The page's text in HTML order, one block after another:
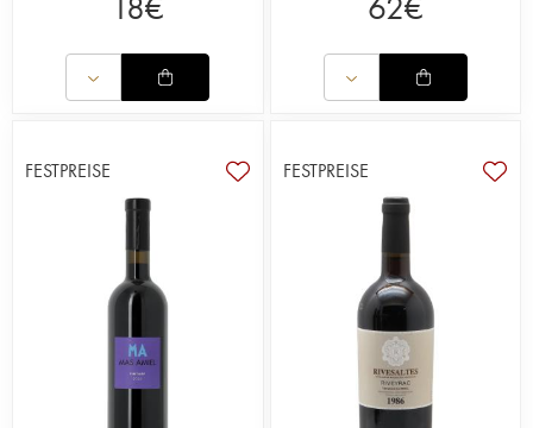
FESTPREISE FESTPREISE